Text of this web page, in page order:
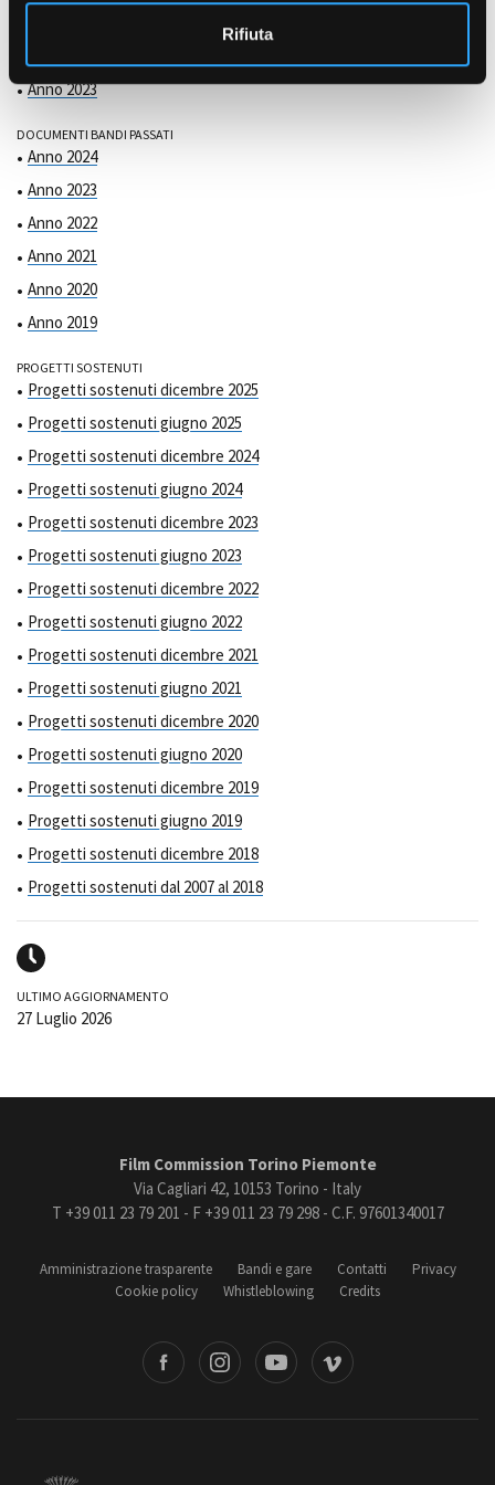
Rifiuta
Anno 2023
DOCUMENTI BANDI PASSATI
Anno 2024
Anno 2023
Anno 2022
Anno 2021
Anno 2020
Anno 2019
PROGETTI SOSTENUTI
Progetti sostenuti dicembre 2025
Progetti sostenuti giugno 2025
Progetti sostenuti dicembre 2024
Progetti sostenuti giugno 2024
Progetti sostenuti dicembre 2023
Progetti sostenuti giugno 2023
Progetti sostenuti dicembre 2022
Progetti sostenuti giugno 2022
Progetti sostenuti dicembre 2021
Progetti sostenuti giugno 2021
Progetti sostenuti dicembre 2020
Progetti sostenuti giugno 2020
Progetti sostenuti dicembre 2019
Progetti sostenuti giugno 2019
Progetti sostenuti dicembre 2018
Progetti sostenuti dal 2007 al 2018
ULTIMO AGGIORNAMENTO
27 Luglio 2026
Film Commission Torino Piemonte
Via Cagliari 42, 10153 Torino - Italy
T +39 011 23 79 201 - F +39 011 23 79 298 - C.F. 97601340017
Amministrazione trasparente Bandi e gare Contatti
Privacy
Cookie policy
Whistleblowing Credits
Vimeo